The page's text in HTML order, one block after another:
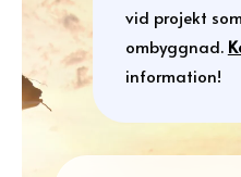
vid projekt
ombyggnad.
information!